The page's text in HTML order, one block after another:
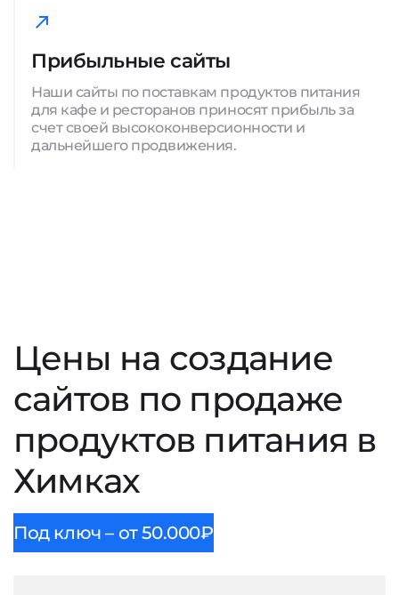
Прибыльные сайты
Наши сайты по поставкам продуктов питания
для кафе и ресторанов приносят прибыль за
счет своей высококонверсионности и
дальнейшего продвижения.
Цены на создание
сайтов по продаже
продуктов питания в
Химках
Под ключ – от 50.000₽